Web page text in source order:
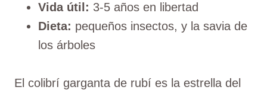
Vida útil: 3-5 años en libertad
Dieta: pequeños insectos, y la savia de
los árboles
El colibrí garganta de rubí es la estrella del